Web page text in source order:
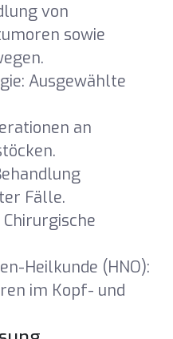
von
sowie
Ausgewählte
an
Fälle.
Heilkunde (HNO):
im Kopf- und